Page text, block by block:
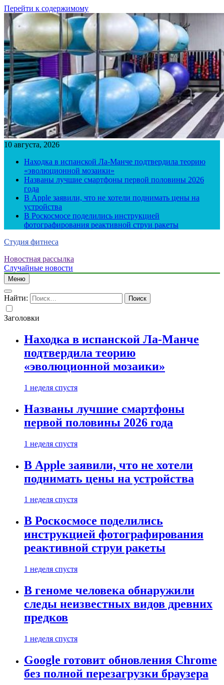
Перейти к содержимому
10 августа, 2026
Находка в испанской Ла-Манче подтвердила теорию
«эволюционной мозаики»
Названы лучшие смартфоны первой половины 2026
года
В Apple заявили, что не хотели поднимать цены на
устройства
В Роскосмосе поделились инструкцией
фотографирования реактивной струи ракеты
Студия фитнеса
Новостная рассылка
Случайные новости
Меню
Найти:
Заголовки
Находка в испанской Ла-Манче
подтвердила теорию
«эволюционной мозаики»
1 неделя спустя
Названы лучшие смартфоны
первой половины 2026 года
1 неделя спустя
В Apple заявили, что не хотели
поднимать цены на устройства
1 неделя спустя
В Роскосмосе поделились
инструкцией фотографирования
реактивной струи ракеты
1 неделя спустя
В геноме человека обнаружили
следы неизвестных видов древних
предков
1 неделя спустя
Google готовит обновления Chrome
без полной перезагрузки браузера